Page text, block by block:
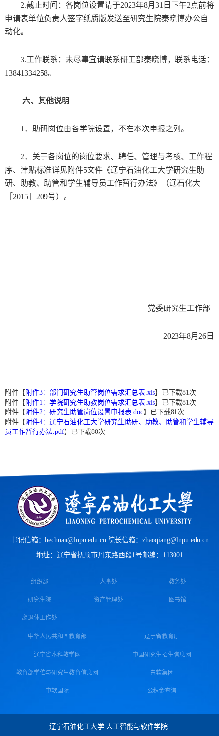
2.截止时间：各岗位设置请于2023年8月 31 日下午2点前将
申请表单位负责人签字纸质版发送至研究生院秦晓博办公自
动化。
3.工作联系：未尽事宜请联系研工部秦晓博，联系电话：
13841334258。
六、其他说明
1 ．助研岗位由各学院设置，不在本次申报之列。
2．关于各岗位的岗位要求、聘任、管理与考核、工作程
序、津贴标准详见附件5文件《辽宁石油化工大学研究生助
研、助教、助管和学生辅导员工作暂行办法》（辽石化大
2015 209号）。
党委研究生工作部
2023年8月 26 日
附件【 附件3：部门研究生助管岗位需求汇总表.xls】已下载81 次
附件【 附件1：学院研究生助教岗位需求汇总表.xls】已下载81 次
附件【 附件2：研究生助管岗位设置申报表.doc】已下载81 次
附件【 附件4：辽宁石油化工大学研究生助研、助教、助管和学生辅导
员工作暂行办法.pdf】已下载80次
书记信箱：hechuan@lnpu.edu.cn 院长信箱：zhaoqiang@lnpu.edu.cn
地址：辽宁省抚顺市丹东路西段1号 邮编：113001
组织部 人事处 教务处
研究生院 资产管理处 图书馆
离退休工作处
中华人民共和国教育部 辽宁省教育厅
辽宁省本科教学网 中国研究生招生信息网
教育部学位与研究生教育信息网 东软集团
中软国际 公积金查询
辽宁石油化工大学 人工智能与软件学院